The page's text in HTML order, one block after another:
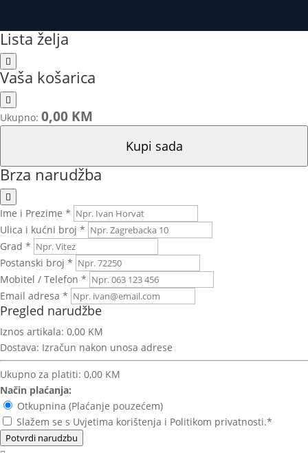
Lista želja
Vaša košarica
Ukupno: 0,00 KM
Kupi sada
Brza narudžba
Ime i Prezime *
Ulica i kućni broj *
Grad *
Postanski broj *
Mobitel / Telefon *
Email adresa *
Pregled narudžbe
Iznos artikala: 0,00 KM
Dostava: Izračun nakon unosa adrese
Ukupno za platiti: 0,00 KM
Način plaćanja:
Otkupnina (Plaćanje pouzećem)
Slažem se s Uvjetima korištenja i Politikom privatnosti.*
Potvrdi narudzbu